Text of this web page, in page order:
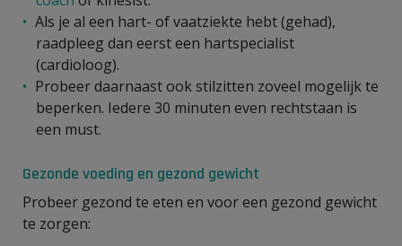
Als je al een hart- of vaatziekte hebt (gehad),
raadpleeg dan eerst een hartspecialist
(cardioloog).
Probeer daarnaast ook stilzitten zoveel mogelijk te
beperken. Iedere 30 minuten even rechtstaan is
een must.
Gezonde voeding en gezond gewicht
Probeer gezond te eten en voor een gezond gewicht
te zorgen: